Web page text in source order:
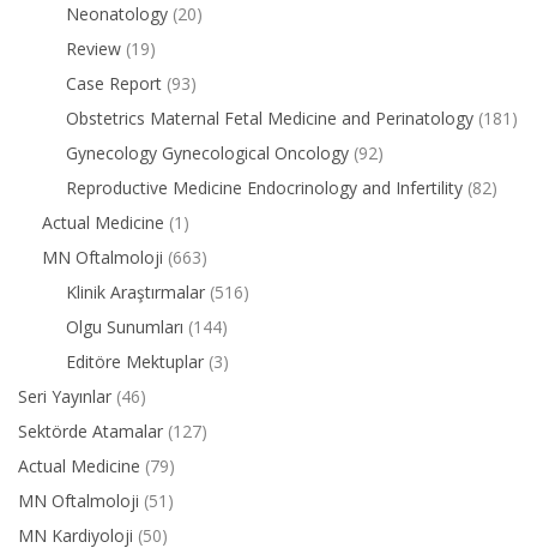
Neonatology (20)
Review (19)
Case Report (93)
Obstetrics Maternal Fetal Medicine and Perinatology (181)
Gynecology Gynecological Oncology (92)
Reproductive Medicine Endocrinology and Infertility (82)
Actual Medicine (1)
MN Oftalmoloji (663)
Klinik Araştırmalar (516)
Olgu Sunumları (144)
Editöre Mektuplar (3)
Seri Yayınlar (46)
Sektörde Atamalar (127)
Actual Medicine (79)
MN Oftalmoloji (51)
MN Kardiyoloji (50)